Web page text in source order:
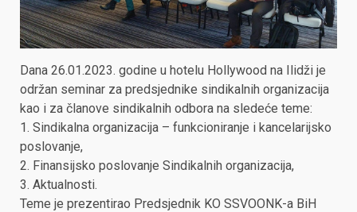
Dana 26.01.2023. godine u hotelu Hollywood na Ilidži je
održan seminar za predsjednike sindikalnih organizacija
kao i za članove sindikalnih odbora na sledeće teme:
1. Sindikalna organizacija – funkcioniranje i kancelarijsko
poslovanje,
2. Finansijsko poslovanje Sindikalnih organizacija,
3. Aktualnosti.
Teme je prezentirao Predsjednik KO SSVOONK-a BiH